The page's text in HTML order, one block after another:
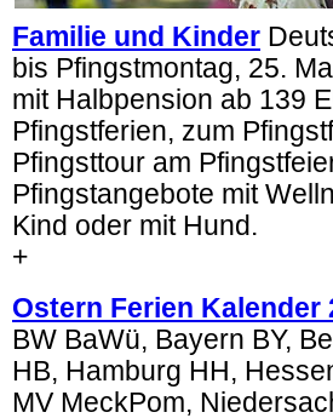
Familie und Kinder
bis Pfingstmontag, 25.
mit Halbpension ab 139
Pfingstferien, zum
Pfingsttour am
Pfingstangebote mit
Kind oder mit Hund.
+
Ostern Ferien Kalender
BW BaWü, Bayern BY,
HB, Hamburg HH,
MV MeckPom,